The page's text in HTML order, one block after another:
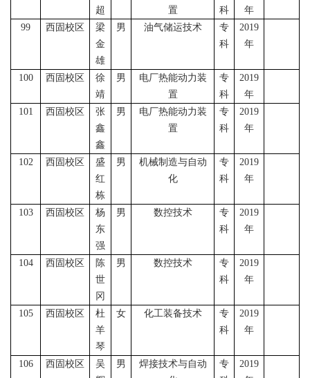
超
置
科
年
99
西固校区
梁
金
雄
男 油气储运技术
专
科
2019
年
100 西固校区
徐
靖
男
电厂热能动力装
置
专
科
2019
年
101
西固校区
张
鑫
鑫
男
电厂热能动力装
置
专
科
2019
年
102 西固校区
盛
红
栋
男
机械制造与自动
化
专
科
2019
年
103 西固校区
杨
东
强
男 数控技术
专
科
2019
年
104 西固校区
陈
世
冈
男 数控技术
专
科
2019
年
105 西固校区
杜
羊
琴
女 化工装备技术
专
科
2019
年
106 西固校区
吴
男
焊接技术与自动
专
2019